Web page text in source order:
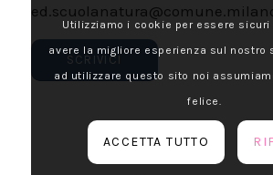
SCRIVICI
Utilizziamo i cookie per essere sicuri
avere la migliore esperienza sul nostro
ad utilizzare questo sito noi
felice.
ACCETTA TUTTO